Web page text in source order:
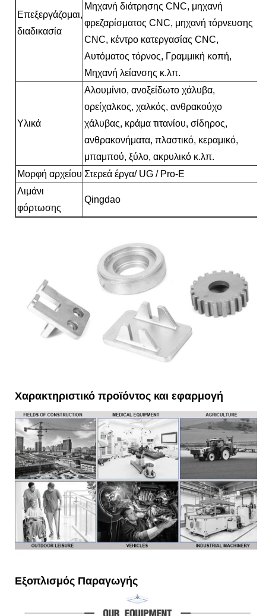
Επεξεργάζομαι,
διαδικασία
Μηχανή διάτρησης CNC, μηχανή
φρεζαρίσματος CNC, μηχανή τόρνευσης
CNC, κέντρο κατεργασίας CNC,
Αυτόματος τόρνος, Γραμμική κοπή,
Μηχανή λείανσης κ.λπ.
Υλικά
Αλουμίνιο, ανοξείδωτο χάλυβα,
ορείχαλκος, χαλκός, ανθρακούχο
χάλυβας, κράμα τιτανίου, σίδηρος,
ανθρακονήματα, πλαστικό, κεραμικό,
μπαμπού, ξύλο, ακρυλικό κ.λπ.
Μορφή αρχείου Στερεά έργα/ UG / Pro-E
Λιμάνι
φόρτωσης
Qingdao
Χαρακτηριστικό προϊόντος και εφαρμογή
Εξοπλισμός Παραγωγής